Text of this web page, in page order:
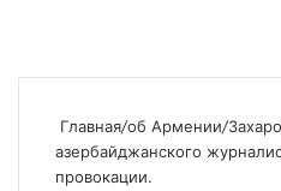
Главная/об Армении/
азербайджанского
провокации.